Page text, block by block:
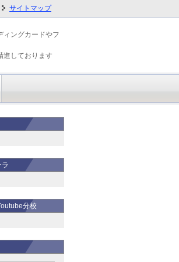
分校
サイトマップ
ィングカードやフ
進しております